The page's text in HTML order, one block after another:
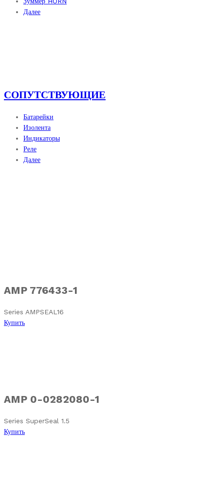
Далее
СОПУТСТВУЮЩИЕ
Батарейки
Изолента
Индикаторы
Реле
Далее
AMP 776433-1
Series AMPSEAL16
Купить
AMP 0-0282080-1
Series SuperSeal 1.5
Купить